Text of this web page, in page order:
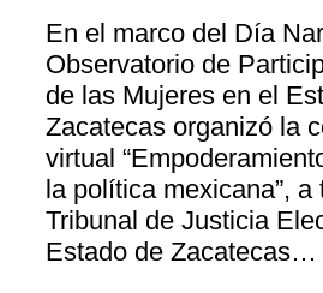
En el marco del Día
Observatorio de
de las Mujeres en el
Zacatecas organizó la
virtual
la política mexicana”, a
Tribunal de Justicia
Estado de Zacatecas…